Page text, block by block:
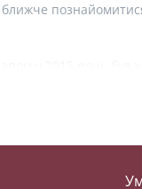
ближче
стендап клубу
— Лєра